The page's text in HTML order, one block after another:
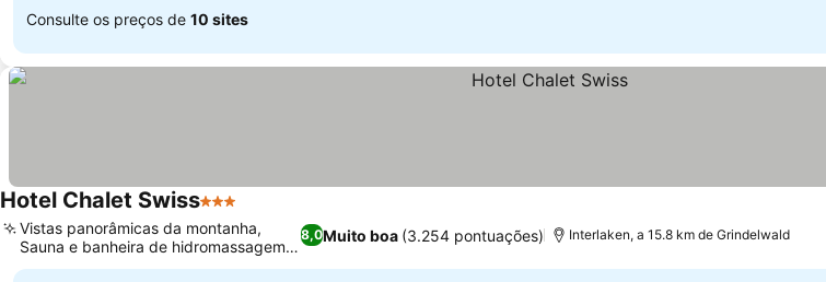
Consulte os preços de 10 sites
Hotel Chalet Swiss3 Estrelas
8,0Muito boa (3.254 pontuações)
Vistas panorâmicas da montanha,
Sauna e banheira de hidromassagem
relaxantes
Interlaken, a 15.8 km de Grindelwald